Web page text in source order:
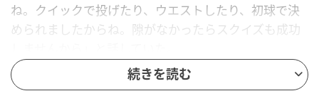
ね。クイックで投げたり、ウエストしたり、初球で決
められましたからね。隙がなかったらスクイズも成功
続きを読む